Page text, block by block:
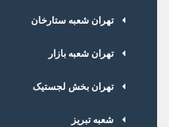
تهران شعبه ستارخان
تهران شعبه بازار
تهران بخش لجستیک
شعبه تبریز